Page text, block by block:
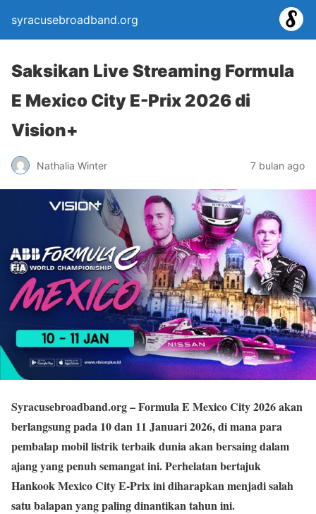
syracusebroadband.org
Saksikan Live Streaming Formula
E Mexico City E-Prix 2026 di
Vision+
Nathalia Winter 7 bulan ago
Syracusebroadband.org– Formula E Mexico City 2026 akan
berlangsung pada 10 dan 11 Januari 2026, di mana para
pembalap mobil listrik terbaik dunia akan bersaing dalam
ajang yang penuh semangat ini. Perhelatan bertajuk
Hankook Mexico City E-Prix ini diharapkan menjadi salah
satu balapan yang paling dinantikan tahun ini.